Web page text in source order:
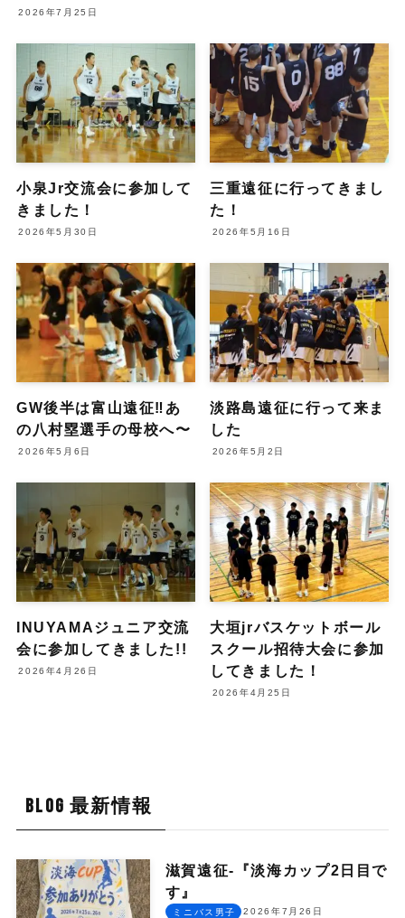
2026年7月25日
小泉Jr交流会に参加して
きました！
2026年5月30日
三重遠征に行ってきまし
た！
2026年5月16日
GW後半は富山遠征‼️あ
の八村塁選手の母校へ〜
2026年5月6日
淡路島遠征に行って来ま
した
2026年5月2日
INUYAMAジュニア交流
会に参加してきました!!
2026年4月26日
大垣jrバスケットボール
スクール招待大会に参加
してきました！
2026年4月25日
BLOG 最新情報
滋賀遠征-『淡海カップ2日目で
す』
2026年7月26日
ミニバス男子